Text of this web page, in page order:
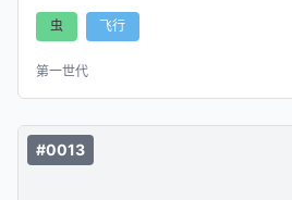
虫 飞行
第一世代
#0013